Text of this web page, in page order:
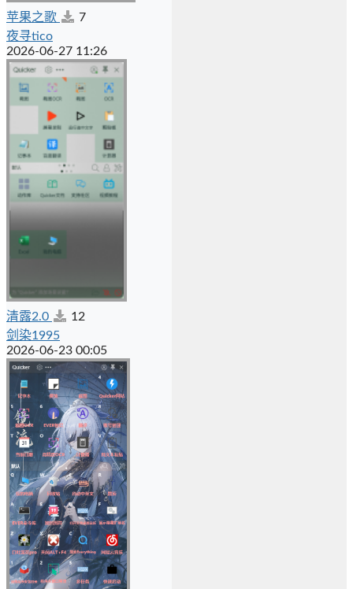
苹果之歌
7
夜寻tico
2026-06-27 11:26
清露2.0
12
剑染1995
2026-06-23 00:05